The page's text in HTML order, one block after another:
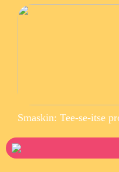
Smaskin: Tee-se-itse